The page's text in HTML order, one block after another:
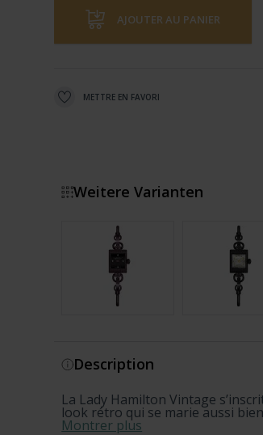
AJOUTER AU PANIER
METTRE EN FAVORI
Weitere Varianten
Description
La Lady Hamilton Vintage
look rétro qui se marie aussi
Montrer plus